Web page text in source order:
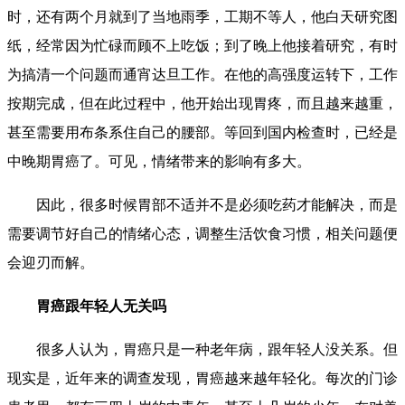
时，还有两个月就到了当地雨季，工期不等人，他白天研究图
纸，经常因为忙碌而顾不上吃饭；到了晚上他接着研究，有时
为搞清一个问题而通宵达旦工作。在他的高强度运转下，工作
按期完成，但在此过程中，他开始出现胃疼，而且越来越重，
甚至需要用布条系住自己的腰部。等回到国内检查时，已经是
中晚期胃癌了。可见，情绪带来的影响有多大。
因此，很多时候胃部不适并不是必须吃药才能解决，而是
需要调节好自己的情绪心态，调整生活饮食习惯，相关问题便
会迎刃而解。
胃癌跟年轻人无关吗
很多人认为，胃癌只是一种老年病，跟年轻人没关系。但
现实是，近年来的调查发现，胃癌越来越年轻化。每次的门诊